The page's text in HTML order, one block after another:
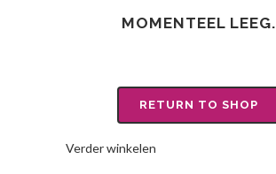
MOMENTEEL LEEG.
RETURN TO SHOP
Verder winkelen